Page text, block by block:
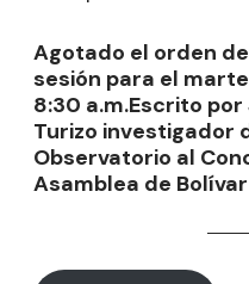
Agotado el orden
sesión para el
8:30 a.m.Escrito por
Turizo investigador
Observatorio al
Asamblea de